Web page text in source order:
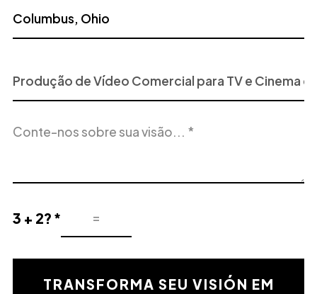
ou
Serviço
Interesse
do
3 + 2? *
Resultado
la
validaciónTRANSFORMA SEU VISIÓN EM